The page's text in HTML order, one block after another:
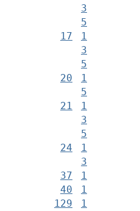
3
5
17
1
3
5
20
1
5
21
1
3
5
24
1
3
37
1
40
129
1
1